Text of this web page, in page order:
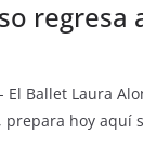
regresa
El Ballet Laura
prepara hoy aquí